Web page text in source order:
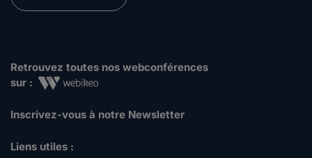
Retrouvez toutes nos webconférences
sur :
Inscrivez-vous à notre Newsletter
Liens utiles :